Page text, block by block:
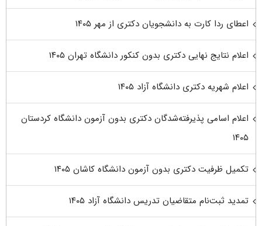
اعطای ردا کارت به دانشجویان دکتری از مهر ۱۴۰۵
اعلام نتایج نهایی دکتری بدون کنکور دانشگاه تهران ۱۴۰۵
اعلام شهریه دکتری دانشگاه آزاد ۱۴۰۵
اعلام اسامی پذیرفته‌شدگان دکتری بدون آزمون دانشگاه کردستان
۱۴۰۵
تکمیل ظرفیت دکتری بدون آزمون دانشگاه کاشان ۱۴۰۵
تمدید ثبت‌نام متقاضیان تدریس دانشگاه آزاد ۱۴۰۵